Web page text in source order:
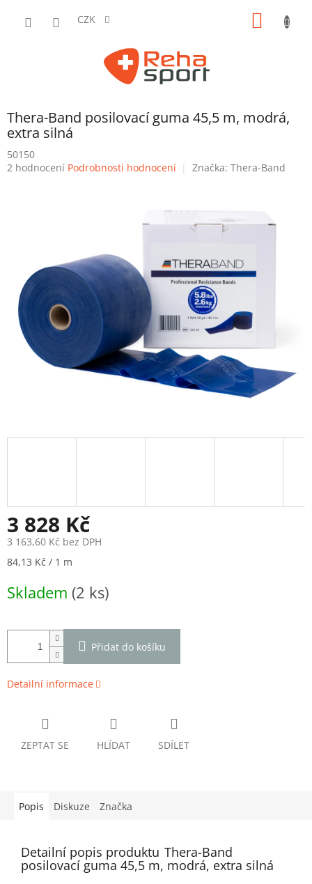
CZK
Thera-Band posilovací guma 45,5 m, modrá,
extra silná
50150
Průměrné
2 hodnocení Podrobnosti hodnocení Značka: Thera-Band
3 828 Kč
3 163,60 Kč bez DPH
Měrná
84,13 Kč / 1 m
Skladem (2 ks)
Přidat do košíku
Detailní informace
ZEPTAT SE HLÍDAT SDÍLET
Popis Diskuze Značka
Detailní popis produktu Thera-Band
posilovací guma 45,5 m, modrá, extra silná